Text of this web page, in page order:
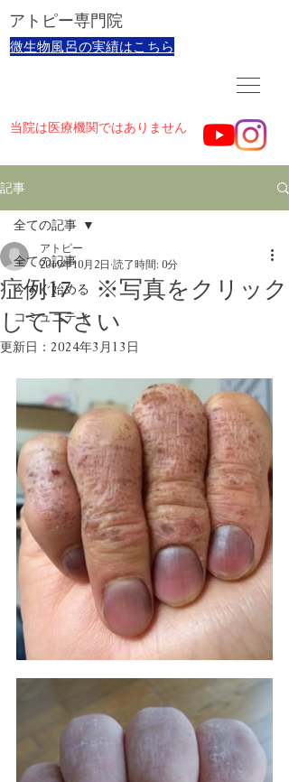
​アトピー専門院
​微生物風呂の実績はこちら
当院は医療機関ではありません
記事
全ての記事
今すぐ始める
コミュニティ
全ての記事
症例17 ※写真をクリック
して下さい
アトピー
2019年10月2日 読了時間: 0分
更新日： 2024年3月13日